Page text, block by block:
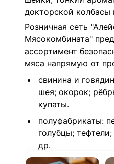
докторской колбасы
Розничная сеть
Мясокомбината"
ассортимент
мяса напрямую от
свинина и
шея; окорок;
купаты.
полуфабрикаты:
голубцы;
др.